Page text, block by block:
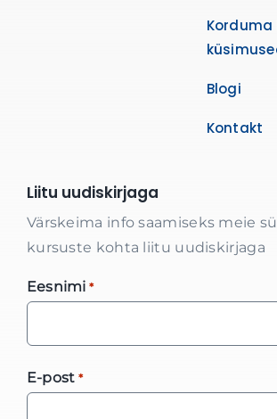
Blogi
Kontakt
Liitu uudiskirjaga
Värskeima info saamiseks meie
kursuste kohta liitu uudiskirjaga
Eesnimi *
E-post *